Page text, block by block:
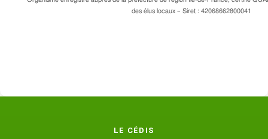
des élus locaux – Siret : 42068662800041
LE CÉDIS